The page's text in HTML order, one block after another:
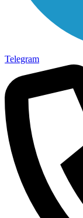
Telegram